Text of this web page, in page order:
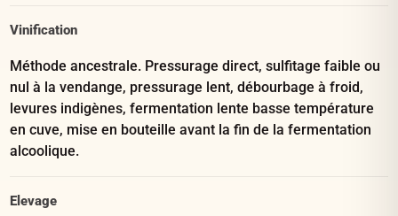
Vinification
Méthode ancestrale. Pressurage direct, sulfitage faible ou
nul à la vendange, pressurage lent, débourbage à froid,
levures indigènes, fermentation lente basse température
en cuve, mise en bouteille avant la fin de la fermentation
alcoolique.
Elevage